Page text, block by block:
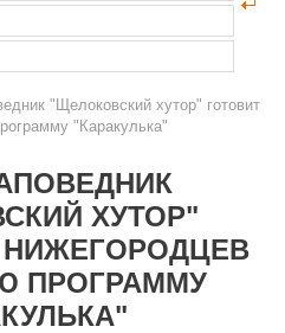
"Щелоковский хутор" готовит
"Каракулька"
ХУТОР"
НИЖЕГОРОДЦЕВ
ПРОГРАММУ